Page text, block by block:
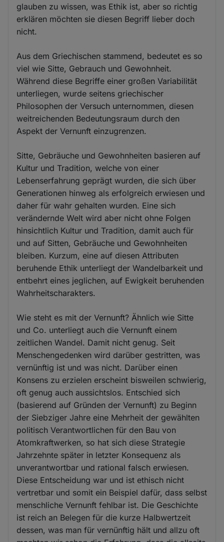
glauben zu wissen, was Ethik ist, aber so richtig
erklären möchten sie diesen Begriff lieber doch
nicht.
Aus dem Griechischen stammend, bedeutet es so
viel wie Sitte, Gebrauch und Gewohnheit.
Während diese Begriffe einer großen Variabilität
unterliegen, wurde seitens griechischer
Philosophen der Versuch unternommen, diesen
weitreichenden Bedeutungsraum durch den
Aspekt der Vernunft einzugrenzen.
Sitte, Gebräuche und Gewohnheiten basieren auf
Kultur und Tradition, welche von einer
Lebenserfahrung geprägt wurden, die sich über
Generationen hinweg als erfolgreich erwiesen und
daher für wahr gehalten wurden. Eine sich
verändernde Welt wird aber nicht ohne Folgen
hinsichtlich Kultur und Tradition, damit auch für
und auf Sitten, Gebräuche und Gewohnheiten
bleiben. Kurzum, eine auf diesen Attributen
beruhende Ethik unterliegt der Wandelbarkeit und
entbehrt eines jeglichen, auf Ewigkeit beruhenden
Wahrheitscharakters.
Wie steht es mit der Vernunft? Ähnlich wie Sitte
und Co. unterliegt auch die Vernunft einem
zeitlichen Wandel. Damit nicht genug. Seit
Menschengedenken wird darüber gestritten, was
vernünftig ist und was nicht. Darüber einen
Konsens zu erzielen erscheint bisweilen schwierig,
oft genug auch aussichtslos. Entschied sich
(basierend auf Gründen der Vernunft) zu Beginn
der Siebziger Jahre eine Mehrheit der gewählten
politisch Verantwortlichen für den Bau von
Atomkraftwerken, so hat sich diese Strategie
Jahrzehnte später in letzter Konsequenz als
unverantwortbar und rational falsch erwiesen.
Diese Entscheidung war und ist ethisch nicht
vertretbar und somit ein Beispiel dafür, dass selbst
menschliche Vernunft fehlbar ist. Die Geschichte
ist reich an Belegen für die kurze Halbwertzeit
dessen, was man für vernünftig hält und allzu oft